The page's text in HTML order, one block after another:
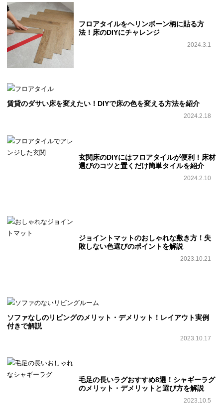
フロアタイルをヘリンボーン柄に貼る方
法！床のDIYにチャレンジ
2024.3.1
賃貸のダサい床を変えたい！DIYで床の色を変える方法を紹介
2024.2.18
玄関床のDIYにはフロアタイルが便利！床材
選びのコツと置くだけ簡単タイルを紹介
2024.2.10
ジョイントマットのおしゃれな敷き方！失
敗しない色選びのポイントを解説
2023.10.21
ソファなしのリビングのメリット・デメリット！レイアウト実例
付きで解説
2023.10.17
毛足の長いラグおすすめ8選！シャギーラグ
のメリット・デメリットと選び方を解説
2023.10.5